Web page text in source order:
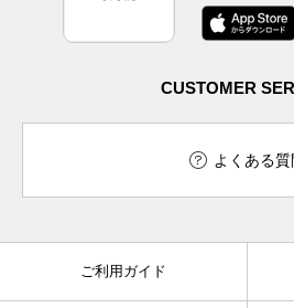
CUSTOMER
よくある質
ご利用ガイド